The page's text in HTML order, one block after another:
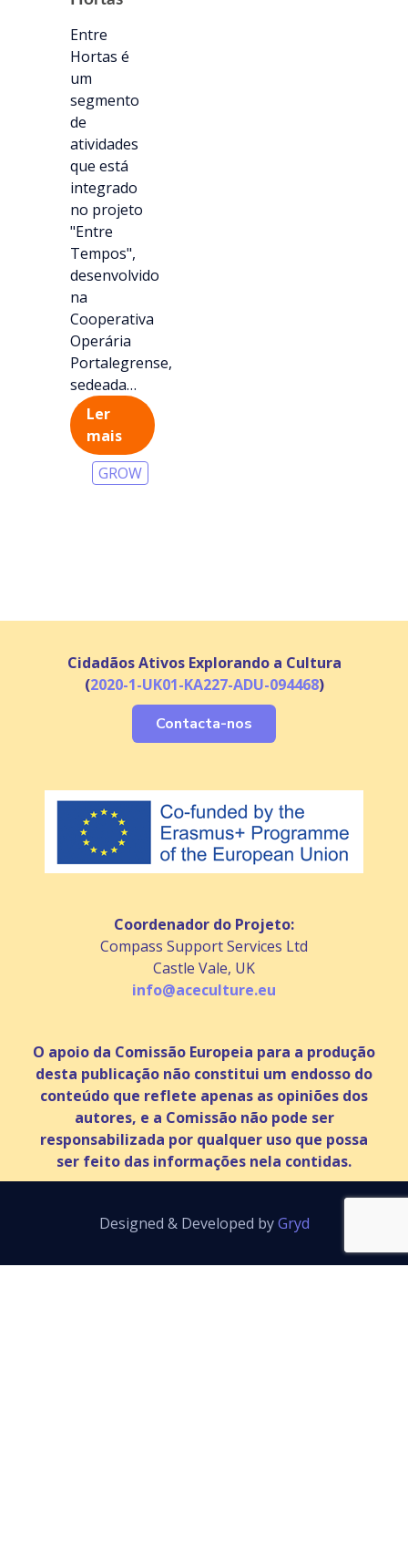
Entre
Hortas é
um
segmento
de
atividades
que está
integrado
no projeto
"Entre
Tempos",
desenvolvido
na
Cooperativa
Operária
Portalegrense,
sedeada…
Ler
mais
GROW
Cidadãos Ativos Explorando a Cultura
(2020-1-UK01-KA227-ADU-094468)
Contacta-nos
Coordenador do Projeto:
Compass Support Services Ltd
Castle Vale, UK
info@aceculture.eu
O apoio da Comissão Europeia para a produção
desta publicação não constitui um endosso do
conteúdo que reflete apenas as opiniões dos
autores, e a Comissão não pode ser
responsabilizada por qualquer uso que possa
ser feito das informações nela contidas.
Designed & Developed byGryd